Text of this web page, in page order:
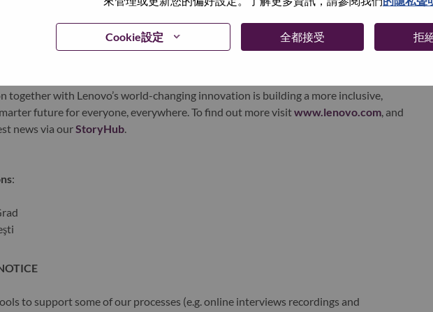
Cookie設定 全都接受 拒
solutions, and services. Lenovo’s continued investment in world-changing
a more equitable, trustworthy, and smarter future for everyone, everywhere.
Hong Kong stock exchange under Lenovo Group Limited (HKSE: 992) (ADR:
together with Lenovo’s world-changing innovation is building a more inclusive,
future for everyone, everywhere. To find out more visitwww.lenovo.com, and
news via ourStoryHub.
:
to support some of our processes (e.g. online interviews recordings and